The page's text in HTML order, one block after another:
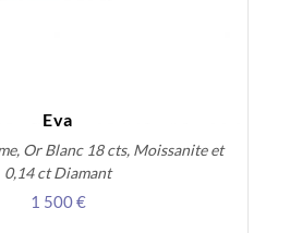
Eva
Or Blanc 18 cts, Moissanite et
0,14 ct Diamant
1 500 €